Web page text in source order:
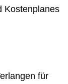
Kostenplanes
für